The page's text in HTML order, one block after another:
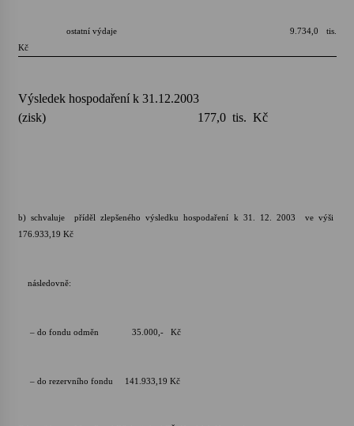
ostatní výdaje 9.734,0 tis.
Kč
Výsledek hospodaření k 31.12.2003
(zisk) 177,0 tis. Kč
b) schvaluje příděl zlepšeného výsledku hospodaření k 31. 12. 2003 ve výši
176.933,19 Kč
následovně:
– do fondu odměn 35.000,- Kč
– do rezervního fondu 141.933,19 Kč